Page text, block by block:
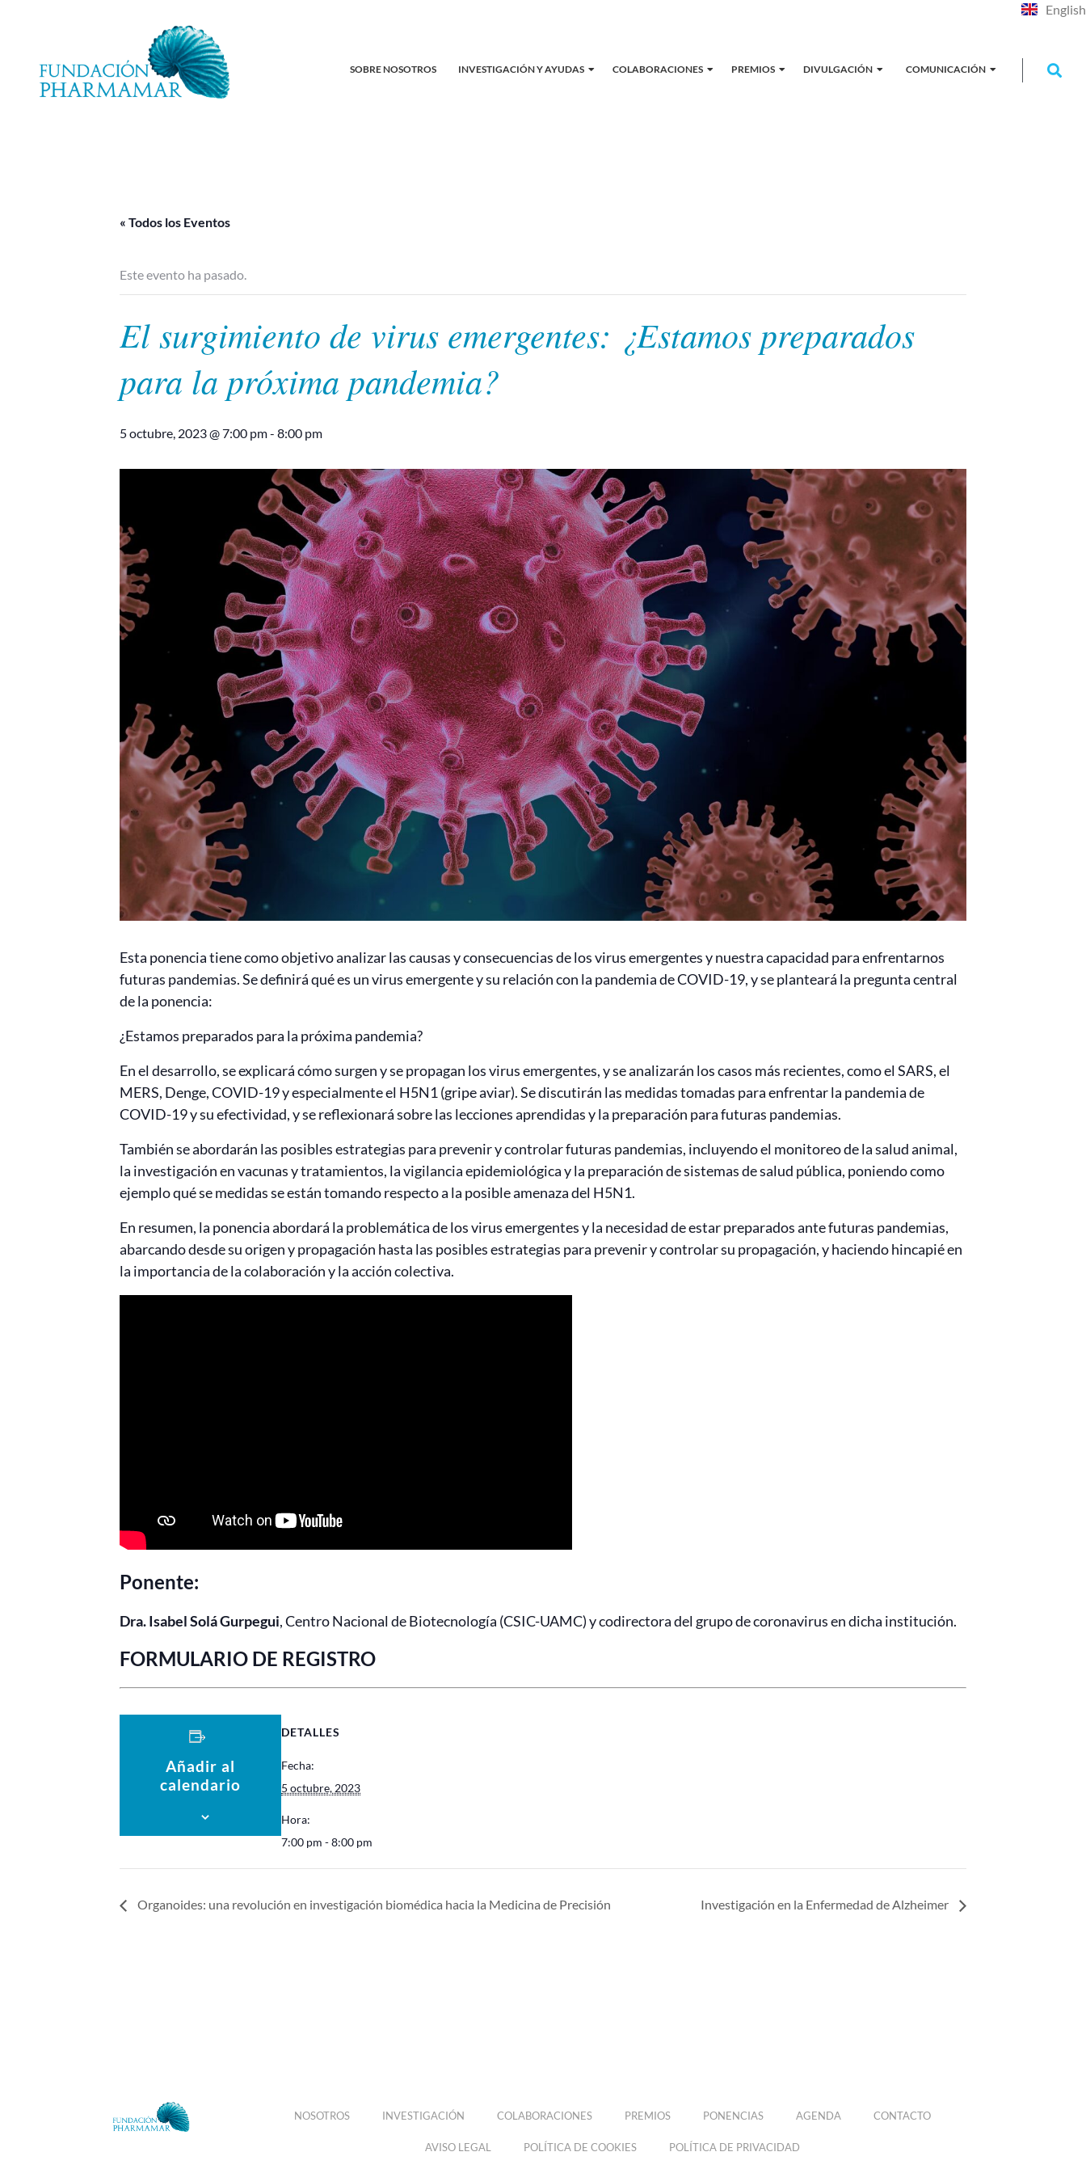
English
SOBRE NOSOTROS INVESTIGACIÓN Y AYUDAS COLABORACIONES PREMIOS DIVULGACIÓN COMUNICACIÓN
« Todos los Eventos
Este evento ha pasado.
El surgimiento de virus emergentes: ¿Estamos preparados
para la próxima pandemia?
5 octubre, 2023 @ 7:00 pm- 8:00 pm
Esta ponencia tiene como objetivo analizar las causas y consecuencias de los virus emergentes y nuestra capacidad para enfrentarnos
futuras pandemias. Se definirá qué es un virus emergente y su relación con la pandemia de COVID-19, y se planteará la pregunta central
de la ponencia:
¿Estamos preparados para la próxima pandemia?
En el desarrollo, se explicará cómo surgen y se propagan los virus emergentes, y se analizarán los casos más recientes, como el SARS, el
MERS, Denge, COVID-19 y especialmente el H5N1 (gripe aviar). Se discutirán las medidas tomadas para enfrentar la pandemia de
COVID-19 y su efectividad, y se reflexionará sobre las lecciones aprendidas y la preparación para futuras pandemias.
También se abordarán las posibles estrategias para prevenir y controlar futuras pandemias, incluyendo el monitoreo de la salud animal,
la investigación en vacunas y tratamientos, la vigilancia epidemiológica y la preparación de sistemas de salud pública, poniendo como
ejemplo qué se medidas se están tomando respecto a la posible amenaza del H5N1.
En resumen, la ponencia abordará la problemática de los virus emergentes y la necesidad de estar preparados ante futuras pandemias,
abarcando desde su origen y propagación hasta las posibles estrategias para prevenir y controlar su propagación, y haciendo hincapié en
la importancia de la colaboración y la acción colectiva.
Ponente:
Dra. Isabel Solá Gurpegui, Centro Nacional de Biotecnología (CSIC-UAMC) y codirectora del grupo de coronavirus en dicha institución.
FORMULARIO DE REGISTRO
Añadir al
calendario
DETALLES
Fecha:
5 octubre, 2023
Hora:
7:00 pm - 8:00 pm
Organoides: una revolución en investigación biomédica hacia la Medicina de Precisión Investigación en la Enfermedad de Alzheimer
NOSOTROS INVESTIGACIÓN COLABORACIONES PREMIOS PONENCIAS AGENDA CONTACTO
AVISO LEGAL POLÍTICA DE COOKIES POLÍTICA DE PRIVACIDAD